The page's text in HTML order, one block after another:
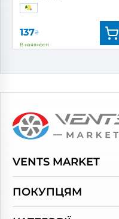
137₴
В наявності
Артикул:0000227664
Діаметр:
125 мм
VENTS MARKET
ПОКУПЦЯМ
Оплата та доставка